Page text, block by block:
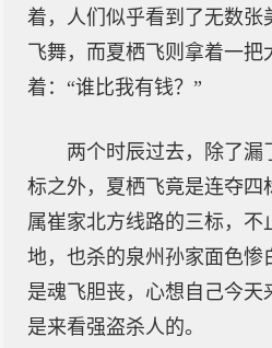
着，人们似乎看到了无数张
飞舞，而夏栖飞则拿着一
着：“谁比我有钱？”
两个时辰过去，除了漏
标之外，夏栖飞竟是连夺四
属崔家北方线路的三标，不
地，也杀的泉州孙家面色惨
是魂飞胆丧，心想自己今天
是来看强盗杀人的。